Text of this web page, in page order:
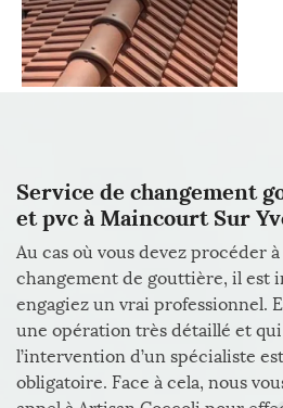
Service de changement
et pvc à Maincourt Sur
Au cas où vous devez procéder
changement de gouttière, il est
engagiez un vrai professionnel.
une opération très détaillé et qui
l’intervention d’un spécialiste
obligatoire. Face à cela, nous